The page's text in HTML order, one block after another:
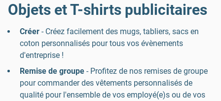
Objets et T-shirts publicitaires
Créer - Créez facilement des mugs, tabliers, sacs en
coton personnalisés pour tous vos évènements
d'entreprise !
Remise de groupe - Profitez de nos remises de groupe
pour commander des vêtements personnalisés de
qualité pour l'ensemble de vos employé(e)s ou de vos